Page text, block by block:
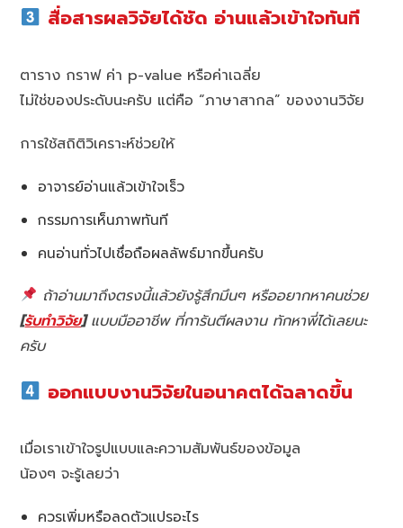
สื่อสารผลวิจัยได้ชัด อ่านแล้วเข้าใจทันที
ตาราง กราฟ ค่า p-value หรือค่าเฉลี่ย
ไม่ใช่ของประดับนะครับ แต่คือ “ภาษาสากล” ของงานวิจัย
การใช้สถิติวิเคราะห์ช่วยให้
อาจารย์อ่านแล้วเข้าใจเร็ว
กรรมการเห็นภาพทันที
คนอ่านทั่วไปเชื่อถือผลลัพธ์มากขึ้นครับ
ถ้าอ่านมาถึงตรงนี้แล้วยังรู้สึกมึนๆ หรืออยากหาคนช่วย
[รับทำวิจัย]แบบมืออาชีพ ที่การันตีผลงาน ทักหาพี่ได้เลยนะ
ครับ
ออกแบบงานวิจัยในอนาคตได้ฉลาดขึ้น
เมื่อเราเข้าใจรูปแบบและความสัมพันธ์ของข้อมูล
น้องๆ จะรู้เลยว่า
ควรเพิ่มหรือลดตัวแปรอะไร